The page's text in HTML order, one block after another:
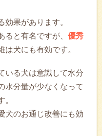
効果があります。
ると有名ですが、 優秀
は犬にも有効です。
いる犬は意識して水分
水分量が少なくなって
。
犬のお通じ改善にも効